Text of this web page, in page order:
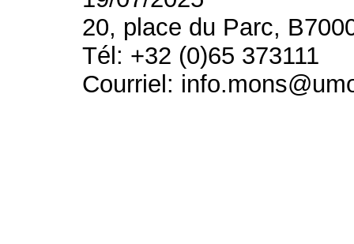
20, place du Parc,
Tél: +32 (0)65 373111
Courriel: